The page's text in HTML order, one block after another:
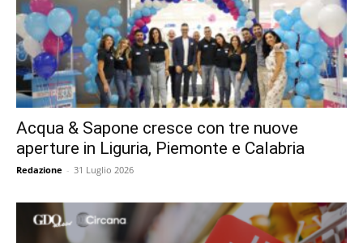
Acqua & Sapone cresce con tre nuove
aperture in Liguria, Piemonte e Calabria
Redazione - 31 Luglio 2026